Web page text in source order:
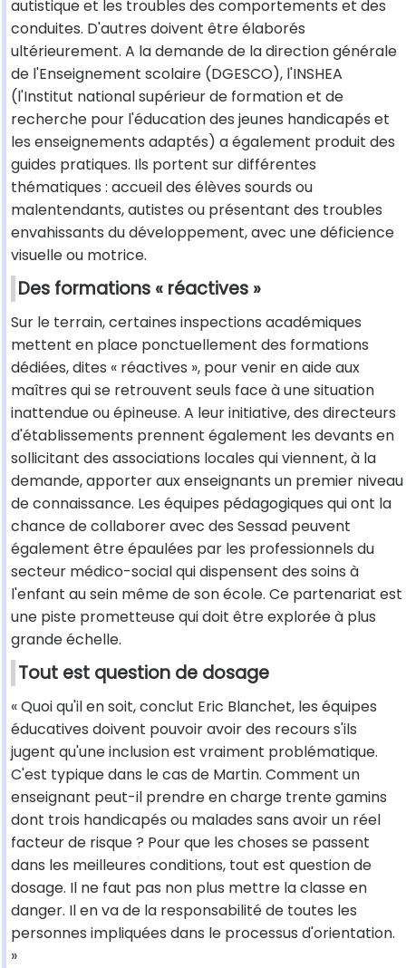
autistique et les troubles des comportements et des
conduites. D'autres doivent être élaborés
ultérieurement. A la demande de la direction générale
de l'Enseignement scolaire (DGESCO), l'INSHEA
(l'Institut national supérieur de formation et de
recherche pour l'éducation des jeunes handicapés et
les enseignements adaptés) a également produit des
guides pratiques. Ils portent sur différentes
thématiques : accueil des élèves sourds ou
malentendants, autistes ou présentant des troubles
envahissants du développement, avec une déficience
visuelle ou motrice.
Des formations « réactives »
Sur le terrain, certaines inspections académiques
mettent en place ponctuellement des formations
dédiées, dites « réactives », pour venir en aide aux
maîtres qui se retrouvent seuls face à une situation
inattendue ou épineuse. A leur initiative, des directeurs
d'établissements prennent également les devants en
sollicitant des associations locales qui viennent, à la
demande, apporter aux enseignants un premier niveau
de connaissance. Les équipes pédagogiques qui ont la
chance de collaborer avec des Sessad peuvent
également être épaulées par les professionnels du
secteur médico-social qui dispensent des soins à
l'enfant au sein même de son école. Ce partenariat est
une piste prometteuse qui doit être explorée à plus
grande échelle.
Tout est question de dosage
« Quoi qu'il en soit, conclut Eric Blanchet, les équipes
éducatives doivent pouvoir avoir des recours s'ils
jugent qu'une inclusion est vraiment problématique.
C'est typique dans le cas de Martin. Comment un
enseignant peut-il prendre en charge trente gamins
dont trois handicapés ou malades sans avoir un réel
facteur de risque ? Pour que les choses se passent
dans les meilleures conditions, tout est question de
dosage. Il ne faut pas non plus mettre la classe en
danger. Il en va de la responsabilité de toutes les
personnes impliquées dans le processus d'orientation.
»